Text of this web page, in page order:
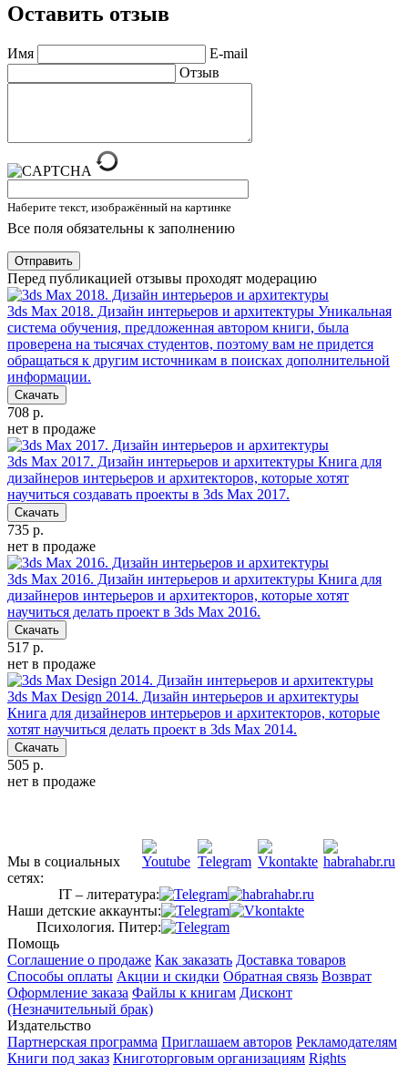
Оставить отзыв
Имя
E-mail
Отзыв
Наберите текст, изображённый на картинке
Все поля обязательны к заполнению
Отправить
Перед публикацией отзывы проходят модерацию
3ds Max 2018. Дизайн интерьеров и архитектуры Уникальная
система обучения, предложенная автором книги, была
проверена на тысячах студентов, поэтому вам не придется
обращаться к другим источникам в поисках дополнительной
информации.
Скачать
708 р.
нет в продаже
3ds Max 2017. Дизайн интерьеров и архитектуры Книга для
дизайнеров интерьеров и архитекторов, которые хотят
научиться создавать проекты в 3ds Max 2017.
Скачать
735 р.
нет в продаже
3ds Max 2016. Дизайн интерьеров и архитектуры Книга для
дизайнеров интерьеров и архитекторов, которые хотят
научиться делать проект в 3ds Max 2016.
Скачать
517 р.
нет в продаже
3ds Max Design 2014. Дизайн интерьеров и архитектуры
Книга для дизайнеров интерьеров и архитекторов, которые
хотят научиться делать проект в 3ds Max 2014.
Скачать
505 р.
нет в продаже
Мы в социальных
сетях:
IT – литература:
Наши детские аккаунты:
Психология. Питер:
Помощь
Соглашение о продаже Как заказать Доставка товаров
Способы оплаты Акции и скидки Обратная связь Возврат
Оформление заказа Файлы к книгам Дисконт
(Незначительный брак)
Издательство
Партнерская программа Приглашаем авторов Рекламодателям
Книги под заказ Книготорговым организациям Rights